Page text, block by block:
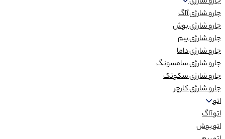
جارو شارژی آاگ
جارو شارژی بوش
جارو شارژی بیم
جارو شارژی داما
جارو شارژی سامسونگ
جارو شارژی سکوتک
جارو شارژی کارچر
اتو
اتو آاگ
اتو بوش